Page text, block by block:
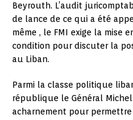
Beyrouth. L’audit
de lance de ce qui a été
même , le FMI exige la mise
condition pour discuter la
au Liban.
Parmi la classe politique
république le Général
acharnement pour